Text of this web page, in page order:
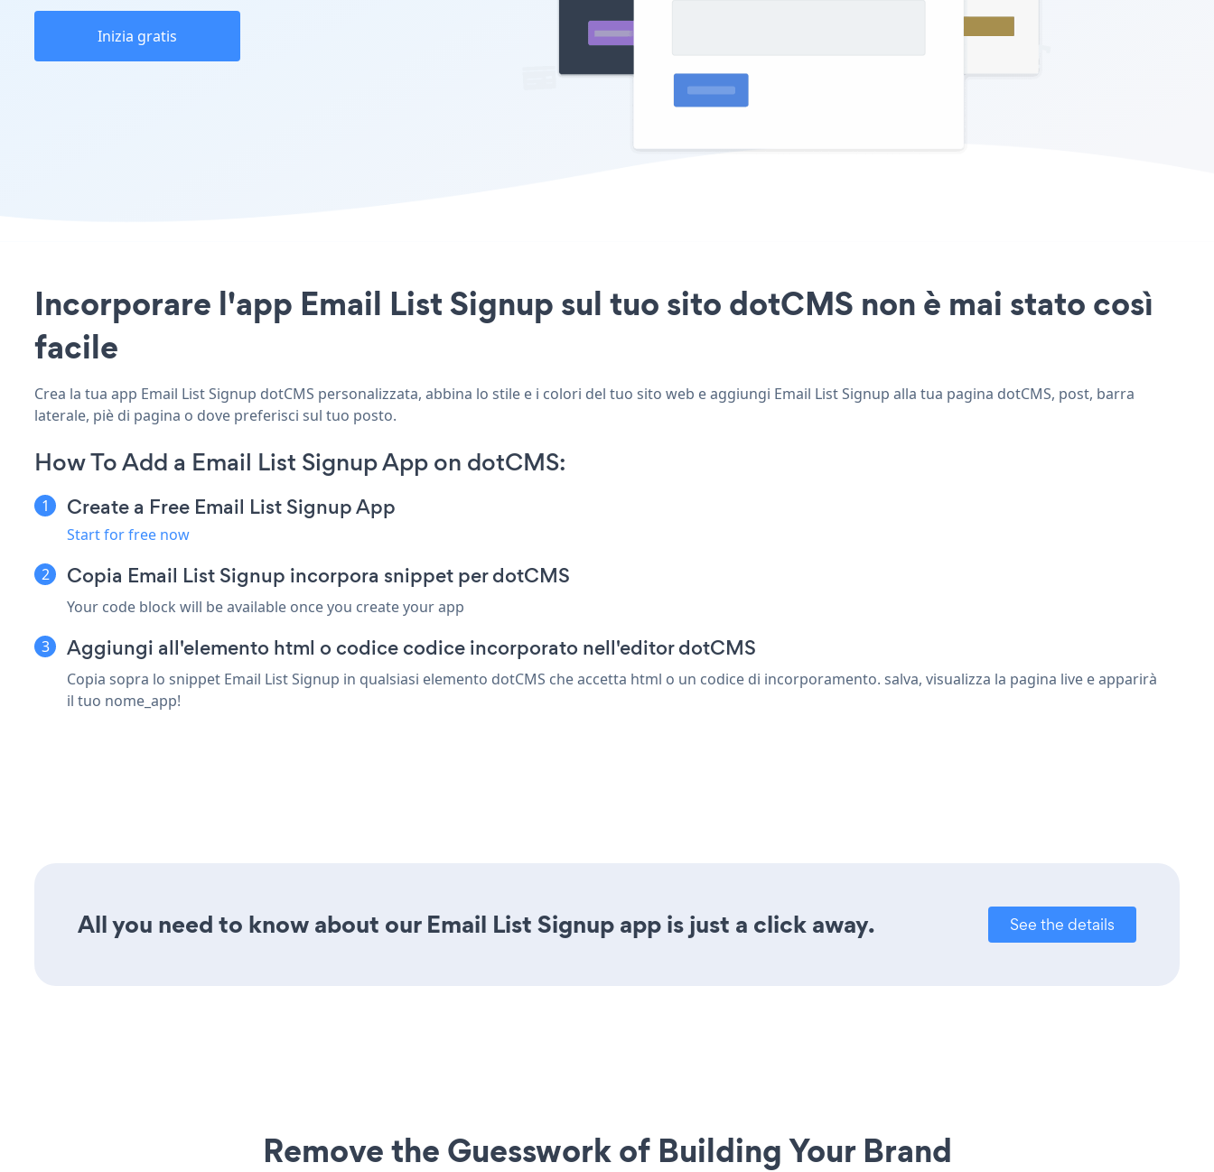
Inizia gratis
Incorporare l'app Email List Signup sul tuo sito dotCMS non è mai stato così
facile
Crea la tua app Email List Signup dotCMS personalizzata, abbina lo stile e i colori del tuo sito web e aggiungi Email List Signup alla tua pagina dotCMS, post, barra
laterale, piè di pagina o dove preferisci sul tuo posto.
How To Add a Email List Signup App on dotCMS:
Create a Free Email List Signup App
Start for free now
Copia Email List Signup incorpora snippet per dotCMS
Your code block will be available once you create your app
Aggiungi all'elemento html o codice codice incorporato nell'editor dotCMS
Copia sopra lo snippet Email List Signup in qualsiasi elemento dotCMS che accetta html o un codice di incorporamento. salva, visualizza la pagina live e apparirà
il tuo nome_app!
All you need to know about our Email List Signup app is just a click away. See the details
Remove the Guesswork of Building Your Brand